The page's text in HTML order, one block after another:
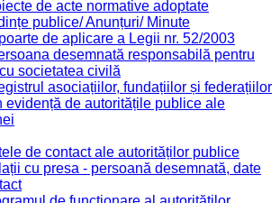
de acte normative adoptate
publice/ Anunțuri/ Minute
de aplicare a Legii nr. 52/2003
desemnată responsabilă pentru
societatea civilă
asociațiilor, fundațiilor și federațiilor
evidență de autoritățile publice ale
de contact ale autorităților publice
cu presa - persoană desemnată, date